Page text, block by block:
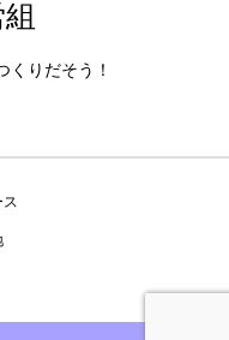
組
くりだそう！